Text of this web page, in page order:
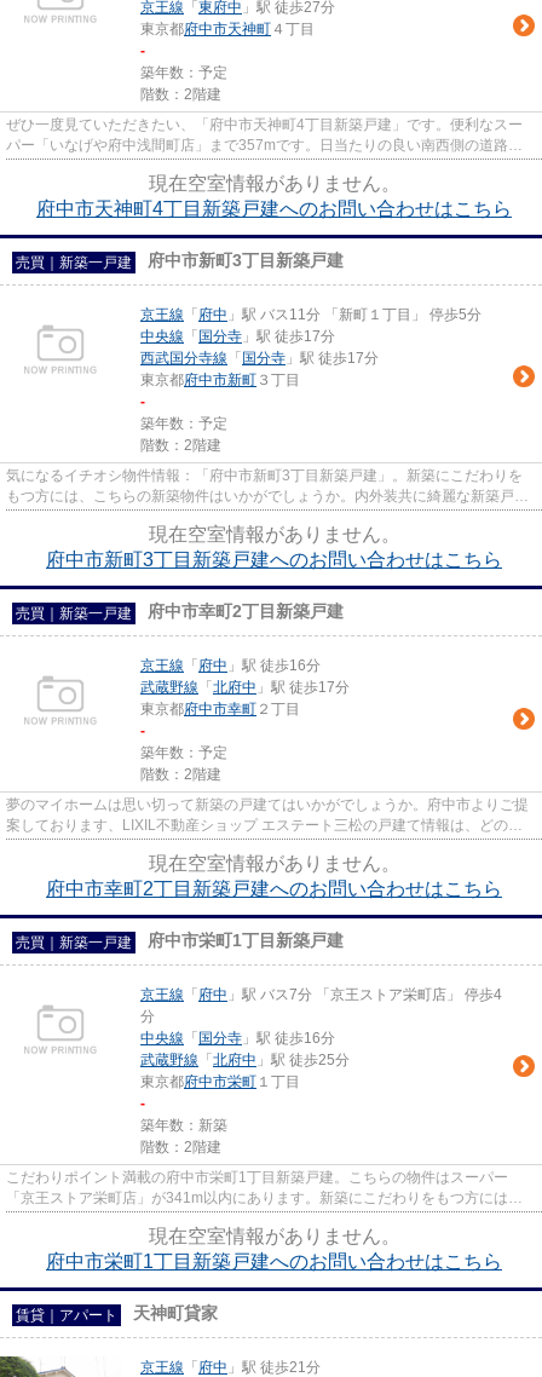
京王線 「 東府中 」駅 徒歩27分
東京都府中市天神町 ４丁目
-
築年数：予定
階数：2階建
ぜひ一度見ていただきたい、「府中市天神町4丁目新築戸建」です。便利なスー
パー「いなげや府中浅間町店」まで357mです。日当たりの良い南西側の道路に
現在空室情報がありません。
府中市天神町4丁目新築戸建へのお問い合わせはこちら
売買｜新築一戸建 府中市新町3丁目新築戸建
京王線 「 府中 」駅 バス11分 「新町１丁目」 停歩5分
中央線 「 国分寺 」駅 徒歩17分
西武国分寺線 「 国分寺 」駅 徒歩17分
東京都府中市新町 ３丁目
-
築年数：予定
階数：2階建
気になるイチオシ物件情報：「府中市新町3丁目新築戸建」。新築にこだわりを
もつ方には、こちらの新築物件はいかがでしょうか。内外装共に綺麗な新築戸建
現在空室情報がありません。
府中市新町3丁目新築戸建へのお問い合わせはこちら
売買｜新築一戸建 府中市幸町2丁目新築戸建
京王線 「 府中 」駅 徒歩16分
武蔵野線 「 北府中 」駅 徒歩17分
東京都府中市幸町 ２丁目
-
築年数：予定
階数：2階建
夢のマイホームは思い切って新築の戸建てはいかがでしょうか。府中市よりご提
案しております、LIXIL不動産ショップ エステート三松の戸建て情報は、どの物
現在空室情報がありません。
府中市幸町2丁目新築戸建へのお問い合わせはこちら
売買｜新築一戸建 府中市栄町1丁目新築戸建
京王線 「 府中 」駅 バス7分 「京王ストア栄町店」 停歩4
分
中央線 「 国分寺 」駅 徒歩16分
武蔵野線 「 北府中 」駅 徒歩25分
東京都府中市栄町 １丁目
-
築年数：新築
階数：2階建
こだわりポイント満載の府中市栄町1丁目新築戸建。こちらの物件はスーパー
「京王ストア栄町店」が341m以内にあります。新築にこだわりをもつ方には、
現在空室情報がありません。
府中市栄町1丁目新築戸建へのお問い合わせはこちら
賃貸｜アパート 天神町貸家
京王線 「 府中 」駅 徒歩21分